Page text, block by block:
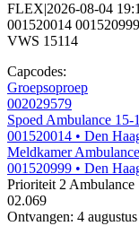
FLEX|2026-08-04
001520014
VWS 15114
Capcodes:
Groepsoproep
002029579
Spoed Ambulance 15-
001520014 • Den
Meldkamer Ambulance
001520999 • Den
Prioriteit 2 Ambulance
02.069
Ontvangen: 4